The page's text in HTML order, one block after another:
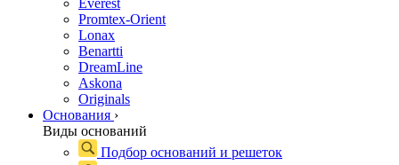
Everest
Promtex-Orient
Lonax
Benartti
DreamLine
Askona
Originals
Основания ›
Виды оснований
Подбор оснований и решеток